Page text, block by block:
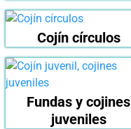
Cojín círculos
Fundas y cojines
juveniles